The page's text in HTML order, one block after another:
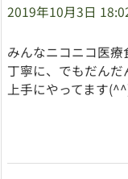
2019年10月3日
みんなニコニコ医療
丁寧に、でもだんだ
上手にやってます